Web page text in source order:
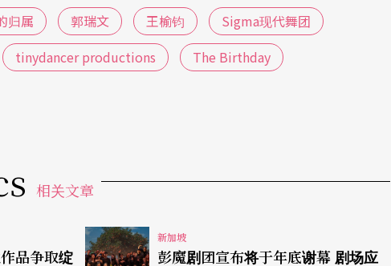
间进行舞蹈演出的Sigma舞团如今进驻中型剧院演出，《B
团在新加坡国家美术馆「Resonates With Residency」艺术
洪国峰也因此研发了一套相关的同名身体训练「Body His
去使之升华。
归属 郭瑞文 王榆钧
Sigma现代舞团
tinydancer productions The Birthday
相关文章
品争取绽
新加坡
彭魔剧团宣布将于年底谢幕 剧场应